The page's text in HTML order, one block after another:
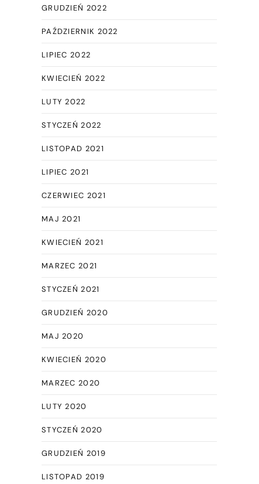
GRUDZIEŃ 2022
PAŹDZIERNIK 2022
LIPIEC 2022
KWIECIEŃ 2022
LUTY 2022
STYCZEŃ 2022
LISTOPAD 2021
LIPIEC 2021
CZERWIEC 2021
MAJ 2021
KWIECIEŃ 2021
MARZEC 2021
STYCZEŃ 2021
GRUDZIEŃ 2020
MAJ 2020
KWIECIEŃ 2020
MARZEC 2020
LUTY 2020
STYCZEŃ 2020
GRUDZIEŃ 2019
LISTOPAD 2019